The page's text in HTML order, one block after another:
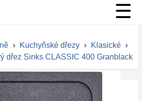
☰
› Kuchyňské dřezy › Klasické ›
dřez Sinks CLASSIC 400 Granblack